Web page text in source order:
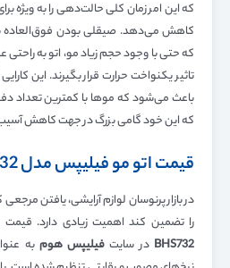
که این امر زمان کلی حالت‌دهی را به ویژه
کاهش می‌دهد. صیقلی بودن
که حتی با وجود حجم زیاد مو، اتو به راحتی
تاثیر یکنواخت حرارت قرار بگیرند. این
باعث می‌شود که موها با کمترین تعداد
که این خود گامی بزرگ در جهت کاهش
قیمت اتو مو فیلیپس مدل Philips bhs732
در بازار پرنوسان لوازم آرایشی، یافتن
را تضمین کند اهمیت زیادی دارد.
BHS732 در سایت فیلیپس هوم به